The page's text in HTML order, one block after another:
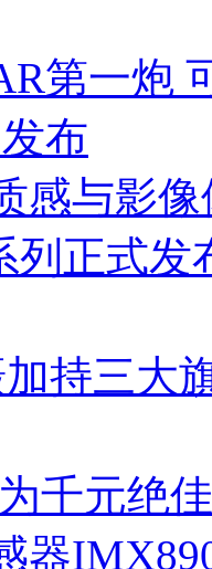
第一炮
布
感与影像
列正式
持三大
千元绝
器